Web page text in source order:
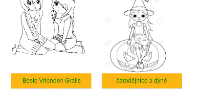
Beste Vrienden Gratis čarodějnice a dýně